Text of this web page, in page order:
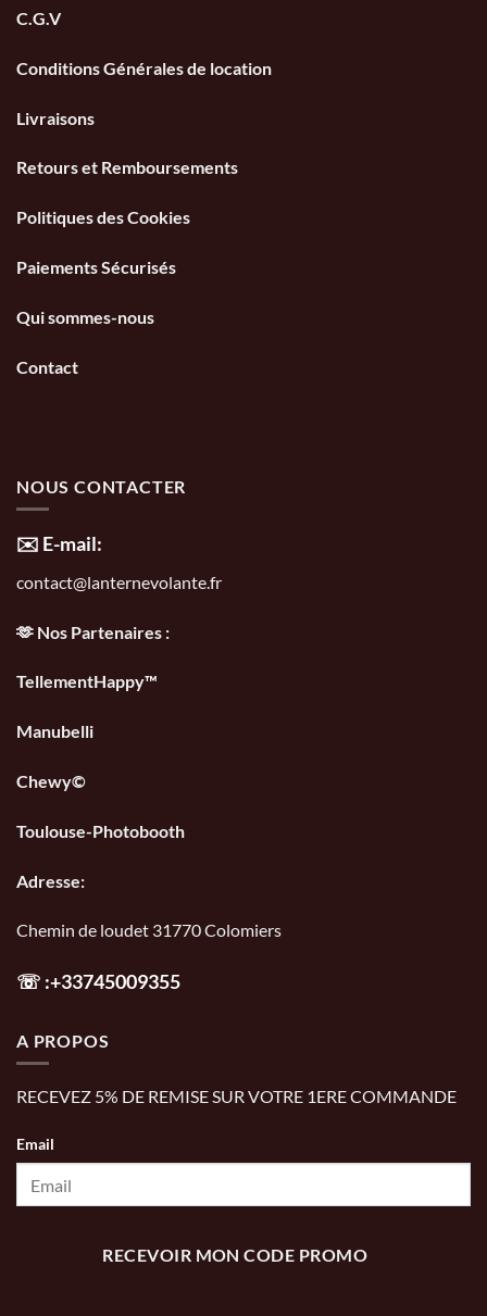
C.G.V
Conditions Générales de location
Livraisons
Retours et Remboursements
Politiques des Cookies
Paiements Sécurisés
Qui sommes-nous
Contact
NOUS CONTACTER
✉️ E-mail:
contact@lanternevolante.fr
🫶 Nos Partenaires :
TellementHappy™
Manubelli
Chewy©
Toulouse-Photobooth
Adresse:
Chemin de loudet 31770 Colomiers
☏ :+33745009355
A PROPOS
RECEVEZ 5% DE REMISE SUR VOTRE 1ERE COMMANDE
Email
RECEVOIR MON CODE PROMO